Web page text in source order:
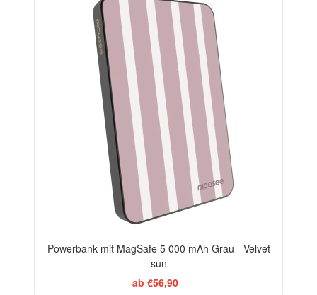
Powerbank mit MagSafe 5 000 mAh Grau - Velvet
sun
ab €56,90